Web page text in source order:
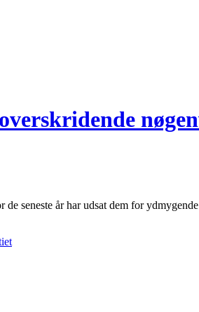
seneste år har udsat dem for